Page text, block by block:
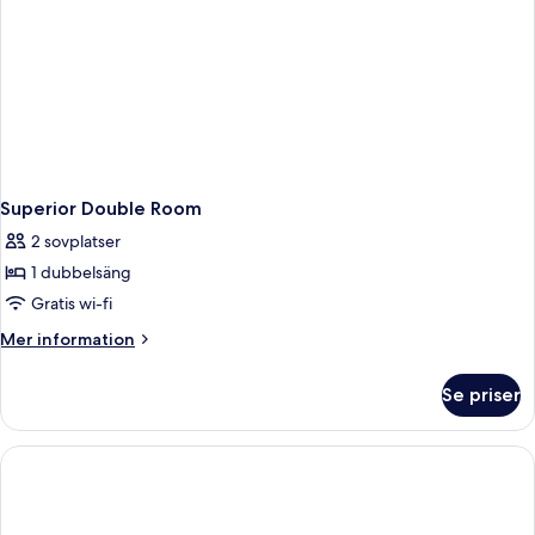
Superior Double Room
2 sovplatser
1 dubbelsäng
Gratis wi-fi
Mer information
Mer
Double
Room
Se priser